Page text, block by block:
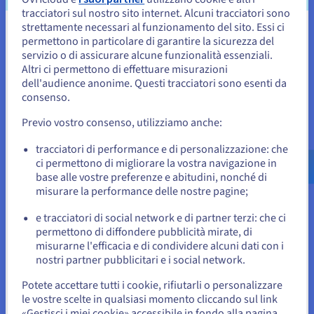
classificazione possono includere punteggi di
somiglianza, che misurano la vicinanza tra la query e i
documenti recuperati in base ai relativi incorporamenti o
alla sovrapposizione di parole chiave; la rilevanza
contestuale, che valuta in che modo le informazioni
recuperate rispondano alle sfumature e alle finalità della
query; la qualità delle fonti, che dà priorità alle
Generator
Si tratta del componente principale che si occupa di
generare la risposta finale. Generalmente, un modello di
linguaggio di grandi dimensioni (LLM) considera i
documenti classificati come input e fornisce una risposta
coerente e informativa, ma potrebbe trattarsi di qualsiasi
Sembra che la tua localizzazione sia
Stati Uniti
Per effettuare un ordine da Stati Uniti, è necessario accedere al
sito web del Paese e creare un account.
Vai al sito Stati Uniti
us.ovhcloud.com/
Inglese USD - $
o
Resta sul sito web attuale
Seleziona un altro sito web
tracciatori sul nostro sito internet. Alcuni tracciatori sono
strettamente necessari al funzionamento del sito. Essi ci
permettono in particolare di garantire la sicurezza del
servizio o di assicurare alcune funzionalità essenziali.
Altri ci permettono di effettuare misurazioni
dell'audience anonime. Questi tracciatori sono esenti da
consenso.
Previo vostro consenso, utilizziamo anche:
tracciatori di performance e di personalizzazione: che
ci permettono di migliorare la vostra navigazione in
base alle vostre preferenze e abitudini, nonché di
misurare la performance delle nostre pagine;
e tracciatori di social network e di partner terzi: che ci
permettono di diffondere pubblicità mirate, di
misurarne l'efficacia e di condividere alcuni dati con i
nostri partner pubblicitari e i social network.
Potete accettare tutti i cookie, rifiutarli o personalizzare
le vostre scelte in qualsiasi momento cliccando sul link